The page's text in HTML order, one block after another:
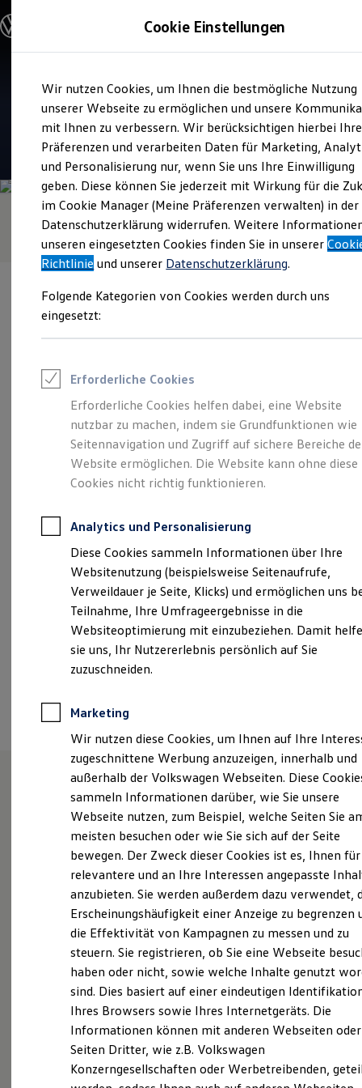
Hauptinhalt
springen
Footer
springen
Modelle und Konfigurator
Modelle vergleichen
Elektroautos
ENERGY Sondermodelle
Nutzfahrzeuge
SUV und CUV
Familienautos
Kombis
Kompaktwagen
Sportwagen
Schnell verfügbare Fahrzeuge
Angebote und Produkte
Aktuelle Angebote
E-Auto-Förderung
Volkswagen Marktplatz
Junge Gebrauchtwagen und Gebrauchtwagen
Volkswagen Zertifizierte Gebrauchtwagen
Zubehör- und Serviceangebote
Leasing
Leasing-Angebote
Gebrauchtwagen Leasing
Junge Gebrauchtwagen-Leasing
Elektroauto Leasing
Kleinwagen-Leasing
Leasing ohne Anzahlung
Finanzierung
Kfz-Versicherung
Restschuldversicherungen
Garantien
Wartungsverträge
Geschäftskunden
Professional Class bei Volkswagen
Großkunden
Behörden
Direktkunden
Sonderfahrzeuge
Anpfiff zum Gewinn
Elektroautos
ID. Tutorials
Elektrofahrzeugkonzepte
Reichweite
Reichweite der ID. Modelle
Reichweite im Winter
Laden
Laden unterwegs
Laden Zuhause
Ladestationen finden
Ladezeitensimulator
Batterie
Sicherheit
Garantie und Lebensdauer
Nachhaltigkeit
Technologie
Kosten und Kauf
Verbrauchskosten
Kaufoptionen
E-Auto-Förderung
Software und Konnektivität
ID. Software Versionen und Updates
Digitale Extras
Schnittstellen zu Ihrem ID.
Verkauf und Service
Maschek Automobile Weiden
4.7| 311 Bewertungen
Obere Bauscherstraße 16, 92637 Weiden
info@maschek-automobile.de
+49 961 4040
Samstag
13:00
Sonntag
Geschlossen
Wie können wir
Ihnen weiterhelfen?
Probefahrt vereinbaren
Fahrzeugangebot anfordern
Cookie Einstellungen
Wir nutzen Cookies, um Ihnen die bestmögliche Nutzung
unserer Webseite zu ermöglichen und unsere
mit Ihnen zu verbessern. Wir berücksichtigen hierbei Ihre
Präferenzen und verarbeiten Daten für Marketing,
und Personalisierung nur, wenn Sie uns Ihre Einwilligung
geben. Diese können Sie jederzeit mit Wirkung für die
im Cookie Manager (Meine Präferenzen verwalten) in der
Datenschutzerklärung widerrufen. Weitere
unseren eingesetzten Cookies finden Sie in unserer
Richtlinie und unserer Datenschutzerklärung.
Folgende Kategorien von Cookies werden durch uns
eingesetzt:
Erforderliche Cookies
Erforderliche Cookies helfen dabei, eine Website
nutzbar zu machen, indem sie Grundfunktionen wie
Seitennavigation und Zugriff auf sichere Bereiche
Website ermöglichen. Die Website kann ohne diese
Cookies nicht richtig funktionieren.
Analytics und Personalisierung
Diese Cookies sammeln Informationen über Ihre
Websitenutzung (beispielsweise Seitenaufrufe,
Verweildauer je Seite, Klicks) und ermöglichen uns
Teilnahme, Ihre Umfrageergebnisse in die
Websiteoptimierung mit einzubeziehen. Damit
sie uns, Ihr Nutzererlebnis persönlich auf Sie
zuzuschneiden.
Marketing
Wir nutzen diese Cookies, um Ihnen auf Ihre
zugeschnittene Werbung anzuzeigen, innerhalb und
außerhalb der Volkswagen Webseiten. Diese
sammeln Informationen darüber, wie Sie unsere
Webseite nutzen, zum Beispiel, welche Seiten Sie
meisten besuchen oder wie Sie sich auf der Seite
bewegen. Der Zweck dieser Cookies ist es, Ihnen für
relevantere und an Ihre Interessen angepasste
anzubieten. Sie werden außerdem dazu verwendet,
Erscheinungshäufigkeit einer Anzeige zu begrenzen
die Effektivität von Kampagnen zu messen und zu
steuern. Sie registrieren, ob Sie eine Webseite
haben oder nicht, sowie welche Inhalte genutzt
sind. Dies basiert auf einer eindeutigen
Ihres Browsers sowie Ihres Internetgeräts. Die
Informationen können mit anderen Webseiten oder
Seiten Dritter, wie z.B. Volkswagen
Konzerngesellschaften oder Werbetreibenden,